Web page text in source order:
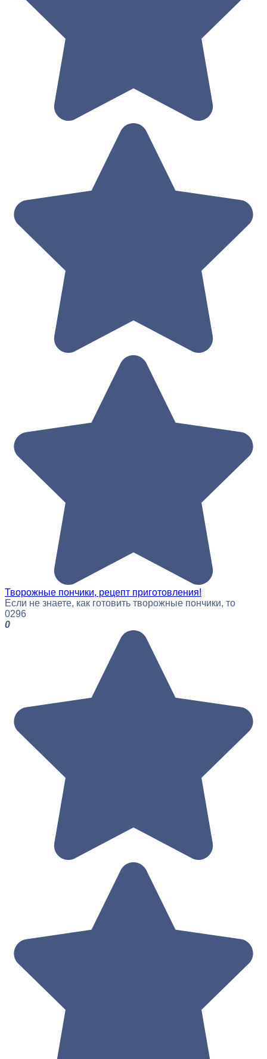
Творожные пончики, рецепт приготовления!
Если не знаете, как готовить творожные пончики, то
0296
0